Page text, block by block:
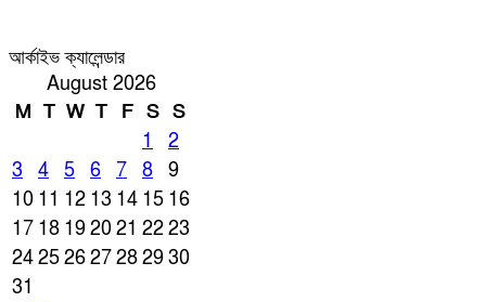
আর্কাইভ ক্যালেন্ডার
August 2026
M T W T F S S
1
2
3
4 5 6 7 8
9
10 11 12 13 14 15 16
17 18 192021 2223
24252627282930
31